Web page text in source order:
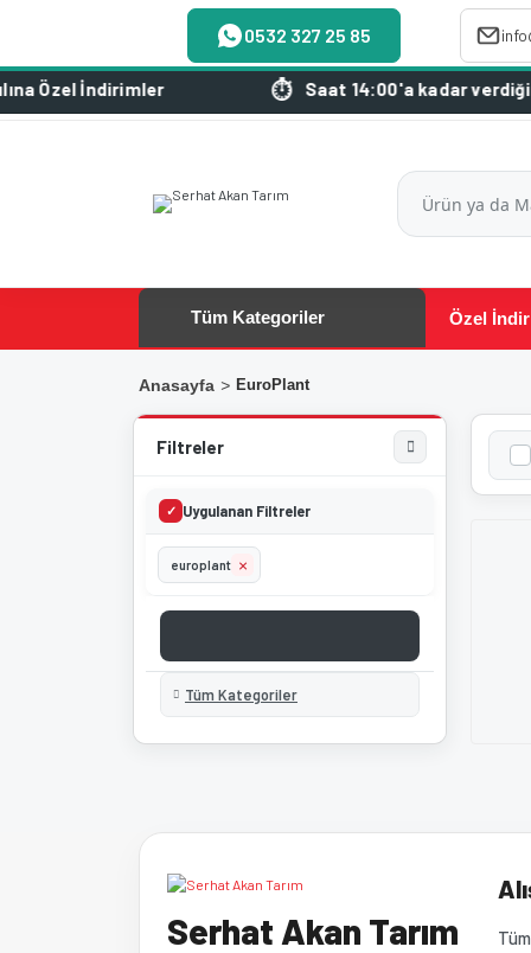
0532 327 25 85
Özel İndirimler Saat 14:00'a kadar verdiğiniz
Tüm Kategoriler Özel
Anasayfa EuroPlant
europlant
Tüm Kategoriler
Serhat Akan Tarım